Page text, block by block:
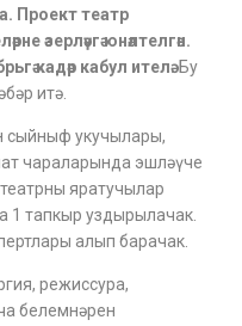
Проект театр
әзерләүгә юнәлтелгән.
кадәр кабул ителә.Бу
итә.
сыйныф укучылары,
чараларында эшләүче
яратучылар
1 тапкыр уздырылачак.
алып барачак.
режиссура,
белемнәрен